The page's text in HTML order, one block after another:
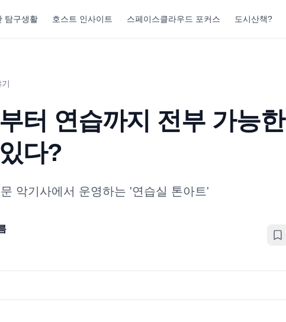
탐구생활 호스트 인사이트 스페이스클라우드 포커스 도시산책?
터 연습까지 전부 가능한
다?
악기사에서 운영하는 '연습실 톤아트'